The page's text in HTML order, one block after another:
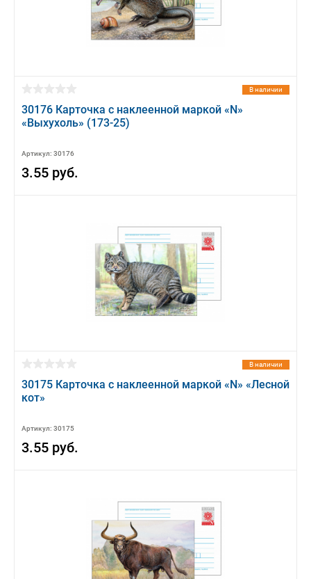
В наличии
30176 Карточка с наклеенной маркой «N»
«Выхухоль» (173-25)
Артикул: 30176
3.55 руб.
В наличии
30175 Карточка с наклеенной маркой «N» «Лесной
кот»
Артикул: 30175
3.55 руб.